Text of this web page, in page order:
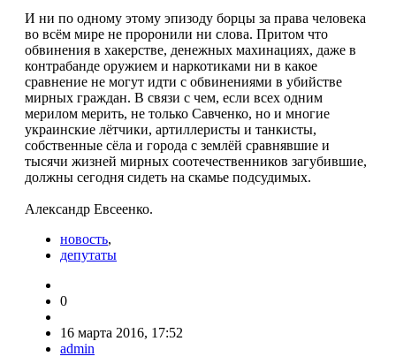
И ни по одному этому эпизоду борцы за пра­ва человека
во всём мире не проронили ни слова. Притом что
обвинения в хакерстве, денежных ма­хинациях, даже в
контрабанде оружием и нарко­тиками ни в какое
сравнение не могут идти с об­винениями в убийстве
мирных граждан. В связи с чем, если всех одним
мерилом мерить, не толь­ко Савченко, но и многие
украинские лётчики, ар­тиллеристы и танкисты,
собственные сёла и го­рода с землёй сравнявшие и
тысячи жизней мир­ных соотечественников загубившие,
должны се­годня сидеть на скамье подсудимых.
Александр Евсеенко.
новость,
депутаты
0
16 марта 2016, 17:52
admin